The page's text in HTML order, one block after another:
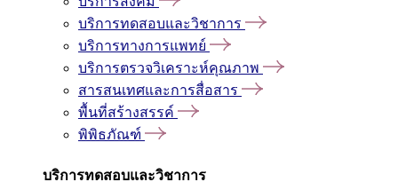
บริการทดสอบและวิชาการ
บริการทางการแพทย์
บริการตรวจวิเคราะห์คุณภาพ
สารสนเทศและการสื่อสาร
พื้นที่สร้างสรรค์
พิพิธภัณฑ์
บริการทดสอบและวิชาการ